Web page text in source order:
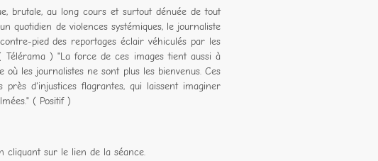
brutale, au long cours et surtout dénuée de tout
quotidien de violences systémiques, le journaliste
pied des reportages éclair véhiculés par les
Télérama ) "La force de ces images tient aussi à
les journalistes ne sont plus les bienvenus. Ces
près d'injustices flagrantes, qui laissent imaginer
( Positif )
cliquant sur le lien de la séance.